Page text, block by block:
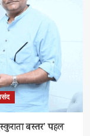
बस्तर’ पहल